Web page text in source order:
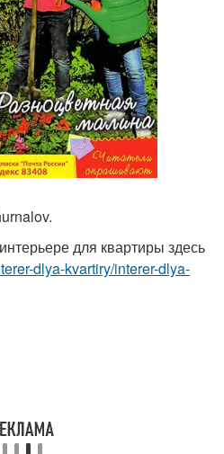
для квартиры здесь
dlya-kvartiry/interer-dlya-